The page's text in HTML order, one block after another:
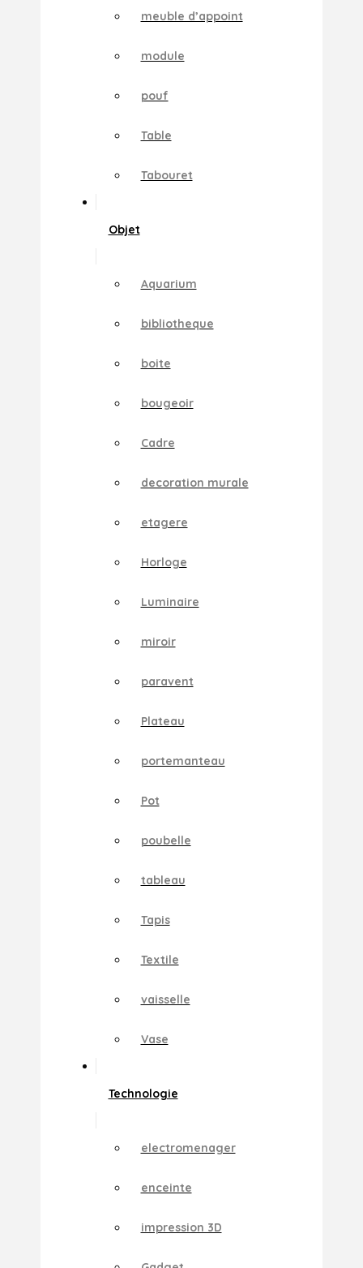
meuble d’appoint
module
pouf
Table
Tabouret
Objet
Aquarium
bibliotheque
boite
bougeoir
Cadre
decoration murale
etagere
Horloge
Luminaire
miroir
paravent
Plateau
portemanteau
Pot
poubelle
tableau
Tapis
Textile
vaisselle
Vase
Technologie
electromenager
enceinte
impression 3D